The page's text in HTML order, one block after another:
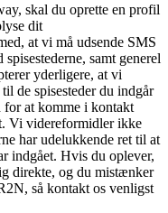
skal du oprette en profil
dit
at vi må udsende SMS
samt generel
yderligere, at vi
de spisesteder du indgår
for at komme i kontakt
Vi videreformidler ikke
har udelukkende ret til at
indgået. Hvis du oplever,
direkte, og du mistænker
så kontakt os venligst